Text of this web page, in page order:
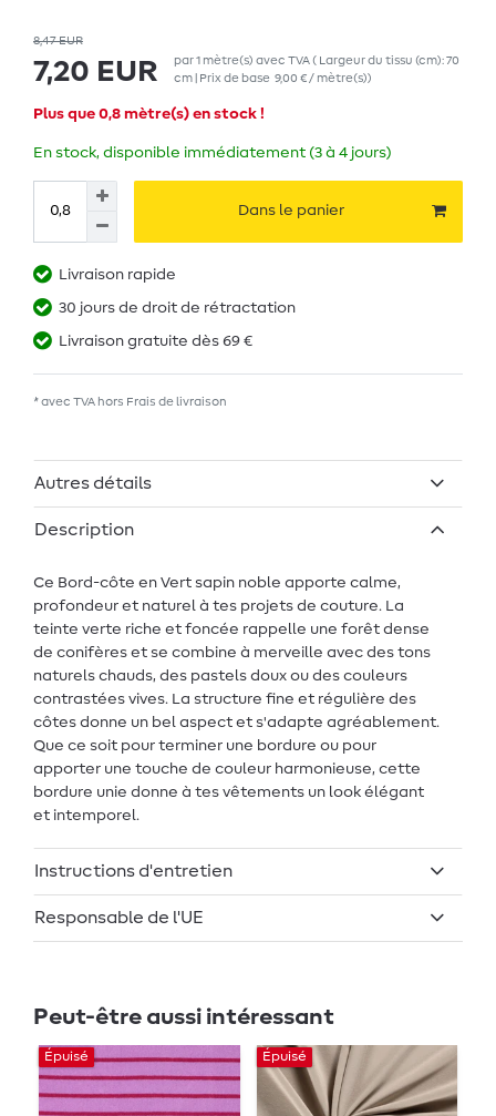
8,47 EUR
7,20 EUR par1 mètre(s) avec TVA( Largeur du tissu (cm): 70
cm | Prix de base 9,00 € / mètre(s))
Plus que 0,8 mètre(s) en stock !
En stock, disponible immédiatement (3 à 4 jours)
Dans le panier
Livraison rapide
30 jours de droit de rétractation
Livraison gratuite dès 69 €
* avec TVA hors Frais de livraison
Autres détails
Description
Ce Bord-côte en Vert sapin noble apporte calme,
profondeur et naturel à tes projets de couture. La
teinte verte riche et foncée rappelle une forêt dense
de conifères et se combine à merveille avec des tons
naturels chauds, des pastels doux ou des couleurs
contrastées vives. La structure fine et régulière des
côtes donne un bel aspect et s'adapte agréablement.
Que ce soit pour terminer une bordure ou pour
apporter une touche de couleur harmonieuse, cette
bordure unie donne à tes vêtements un look élégant
et intemporel.
Instructions d'entretien
Responsable de l'UE
Peut-être aussi intéressant
Épuisé Épuisé